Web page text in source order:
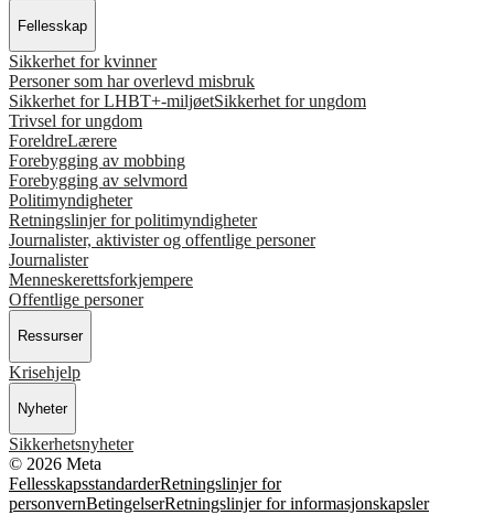
Fellesskap
Sikkerhet for kvinner
Personer som har overlevd misbruk
Sikkerhet for LHBT+-miljøetSikkerhet for ungdom
Trivsel for ungdom
ForeldreLærere
Forebygging av mobbing
Forebygging av selvmord
Politimyndigheter
Retningslinjer for politimyndigheter
Journalister, aktivister og offentlige personer
Journalister
Menneskerettsforkjempere
Offentlige personer
Ressurser
Krisehjelp
Nyheter
Sikkerhetsnyheter
© 2026 Meta
FellesskapsstandarderRetningslinjer for
personvernBetingelserRetningslinjer for informasjonskapsler